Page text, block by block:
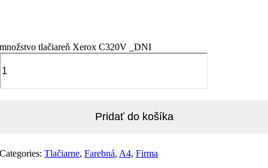
množstvo tlačiareň Xerox C320V _DNI
Pridať do košíka
Categories:Tlačiarne,Farebná, A4,Firma